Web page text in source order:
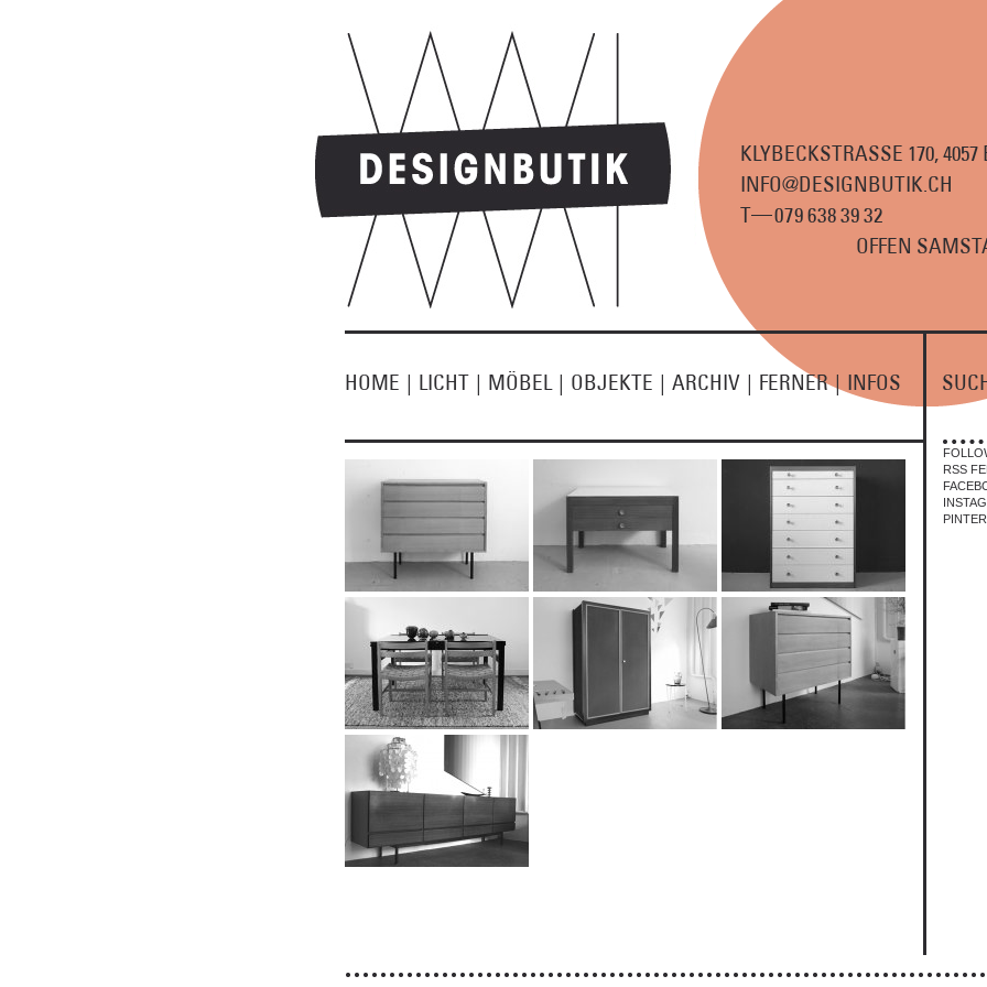
KLYBECKSTRASSE 170, 4057
INFO@DESIGNBUTIK.CH
T—0796383932
OFFEN
HOME | LICHT | MÖBEL | OBJEKTE | ARCHIV | FERNER | INFOS
RSS